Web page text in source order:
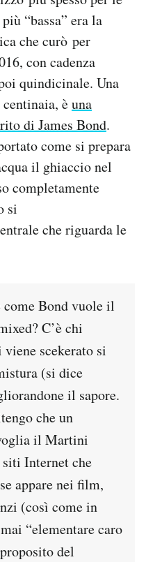
“bassa” era la
che curò per
con cadenza
quindicinale. Una
èuna
di James Bond.
come si prepara
il ghiaccio nel
completamente
si
che riguarda le
Bond vuole il
C’è chi
scekerato si
(si dice
il sapore.
che un
il Martini
Internet che
appare nei film,
(così come in
“elementare caro
del